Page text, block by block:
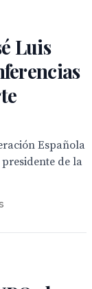
Luis
Española
presidente de la